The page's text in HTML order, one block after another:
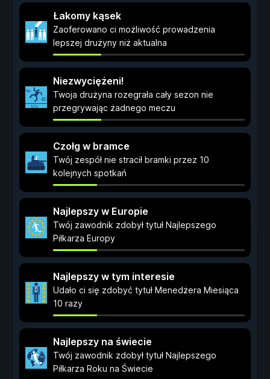
Łakomy kąsek
Zaoferowano ci możliwość prowadzenia
lepszej drużyny niż aktualna
Niezwyciężeni!
Twoja drużyna rozegrała cały sezon nie
przegrywając żadnego meczu
Czołg w bramce
Twój zespół nie stracił bramki przez 10
kolejnych spotkań
Najlepszy w Europie
Twój zawodnik zdobył tytuł Najlepszego
Piłkarza Europy
Najlepszy w tym interesie
Udało ci się zdobyć tytuł Menedżera Miesiąca
10 razy
Najlepszy na świecie
Twój zawodnik zdobył tytuł Najlepszego
Piłkarza Roku na Świecie